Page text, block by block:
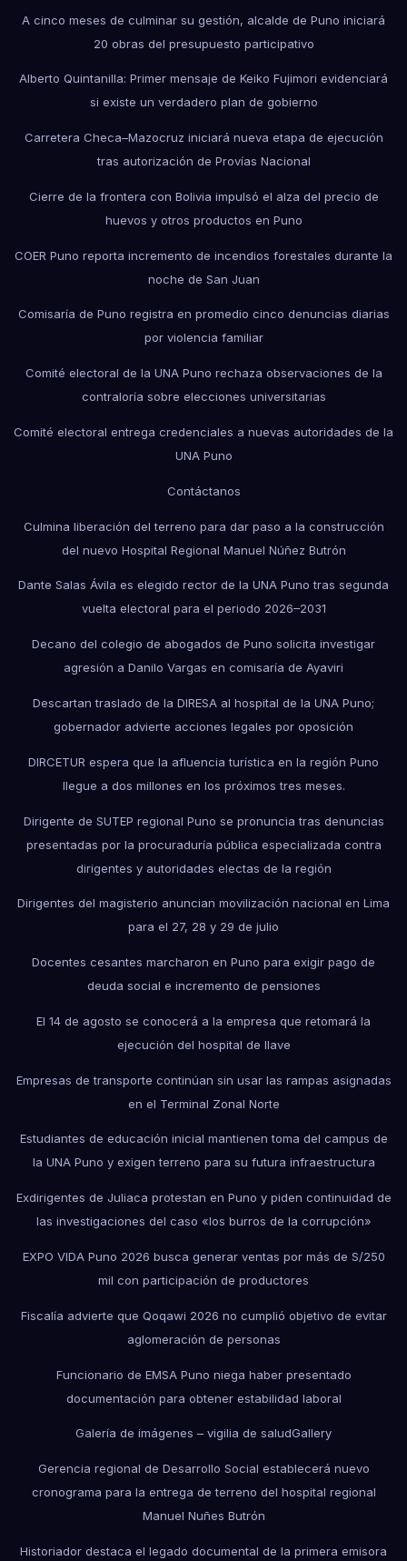
A cinco meses de culminar su gestión, alcalde de Puno iniciará
20 obras del presupuesto participativo
Alberto Quintanilla: Primer mensaje de Keiko Fujimori evidenciará
si existe un verdadero plan de gobierno
Carretera Checa–Mazocruz iniciará nueva etapa de ejecución
tras autorización de Provías Nacional
Cierre de la frontera con Bolivia impulsó el alza del precio de
huevos y otros productos en Puno
COER Puno reporta incremento de incendios forestales durante la
noche de San Juan
Comisaría de Puno registra en promedio cinco denuncias diarias
por violencia familiar
Comité electoral de la UNA Puno rechaza observaciones de la
contraloría sobre elecciones universitarias
Comité electoral entrega credenciales a nuevas autoridades de la
UNA Puno
Contáctanos
Culmina liberación del terreno para dar paso a la construcción
del nuevo Hospital Regional Manuel Núñez Butrón
Dante Salas Ávila es elegido rector de la UNA Puno tras segunda
vuelta electoral para el periodo 2026–2031
Decano del colegio de abogados de Puno solicita investigar
agresión a Danilo Vargas en comisaría de Ayaviri
Descartan traslado de la DIRESA al hospital de la UNA Puno;
gobernador advierte acciones legales por oposición
DIRCETUR espera que la afluencia turística en la región Puno
llegue a dos millones en los próximos tres meses.
Dirigente de SUTEP regional Puno se pronuncia tras denuncias
presentadas por la procuraduría pública especializada contra
dirigentes y autoridades electas de la región
Dirigentes del magisterio anuncian movilización nacional en Lima
para el 27, 28 y 29 de julio
Docentes cesantes marcharon en Puno para exigir pago de
deuda social e incremento de pensiones
El 14 de agosto se conocerá a la empresa que retomará la
ejecución del hospital de Ilave
Empresas de transporte continúan sin usar las rampas asignadas
en el Terminal Zonal Norte
Estudiantes de educación inicial mantienen toma del campus de
la UNA Puno y exigen terreno para su futura infraestructura
Exdirigentes de Juliaca protestan en Puno y piden continuidad de
las investigaciones del caso «los burros de la corrupción»
EXPO VIDA Puno 2026 busca generar ventas por más de S/250
mil con participación de productores
Fiscalía advierte que Qoqawi 2026 no cumplió objetivo de evitar
aglomeración de personas
Funcionario de EMSA Puno niega haber presentado
documentación para obtener estabilidad laboral
Galería de imágenes – vigilia de saludGallery
Gerencia regional de Desarrollo Social establecerá nuevo
cronograma para la entrega de terreno del hospital regional
Manuel Nuñes Butrón
Historiador destaca el legado documental de la primera emisora